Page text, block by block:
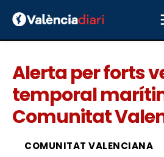
Alerta per forts
temporal
Comunitat
COMUNITAT VALENCIANA